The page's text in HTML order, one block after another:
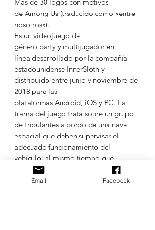
Más de 30 logos con motivos
de Among Us​ (traducido como «entre
nosotros»).
Es un videojuego de
género party y multijugador en
línea desarrollado por la compañía
estadounidense InnerSloth y
distribuido entre junio y noviembre de
2018 para las
plataformas Android, iOS y PC. La
trama del juego trata sobre un grupo
de tripulantes a bordo de una nave
espacial que deben supervisar el
adecuado funcionamiento del
vehículo, al mismo tiempo que
investigan a los «impostores» que
intentan sabotear la nave y asesinarlos
Email Facebook